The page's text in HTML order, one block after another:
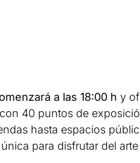
a las 18:00 h y
40 puntos de
hasta espacios
para disfrutar del